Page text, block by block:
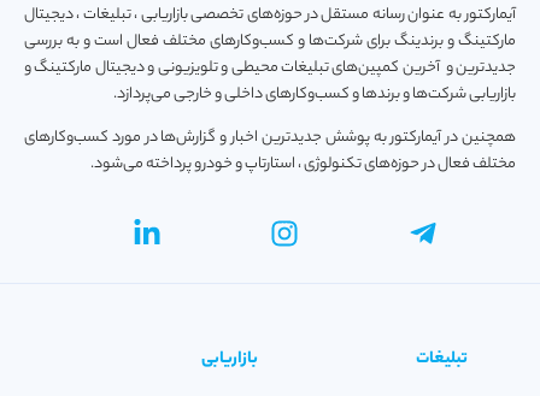
آیمارکتور به عنوان رسانه مستقل در حوزه‌های تخصصی بازاریابی ، تبلیغات ، دیجیتال
مارکتینگ و برندینگ برای شرکت‌ها و کسب‌و‌کارهای مختلف فعال است و به بررسی
جدیدترین و آخرین کمپین‌های تبلیغات محیطی و تلویزیونی و دیجیتال مارکتینگ و
بازاریابی شرکت‌ها و برندها و کسب‌و‌کارهای داخلی و خارجی می‌پردازد.
همچنین در آیمارکتور به پوشش جدیدترین اخبار و گزارش‌ها در مورد کسب‌و‎کارهای
مختلف فعال در حوزه‌های تکنولوژی ، استارتاپ و خودرو پرداخته می‌شود.
تبلیغات بازاریابی